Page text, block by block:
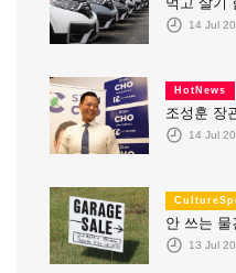
14 Jul
HotNews
조성훈 장
14 Jul
안 쓰는
13 Jul